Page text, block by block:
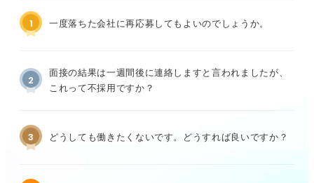
1 一度落ちた会社に再応募してもよいのでしょうか。
2
面接の結果は一週間後に連絡しますと言われましたが、
これって不採用ですか？
3 どうしても働きたくないです。どうすれば良いですか？